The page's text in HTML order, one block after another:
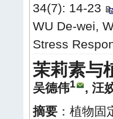
34(7): 14-23
WU De-wei,
Stress
茉莉素与
吴德伟1 , 汪
摘要 ：植物